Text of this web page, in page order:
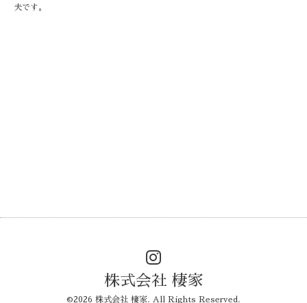
夫です。
株式会社 棲家
©2026 株式会社 棲家. All Rights Reserved.